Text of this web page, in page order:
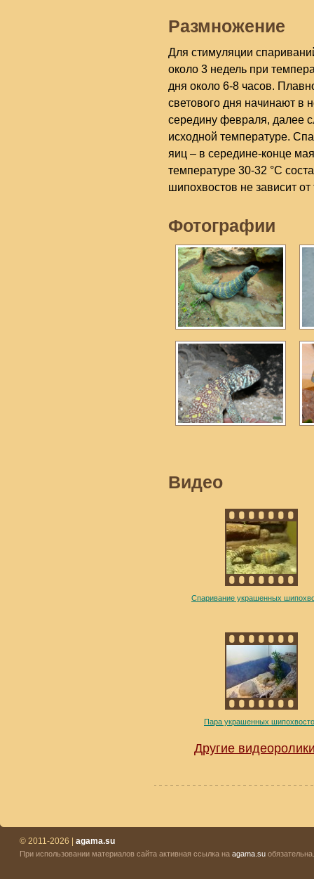
Размножение
Для стимуляции
около 3 недель при
дня около 6-8 часов.
светового дня начинают в
середину февраля, далее
исходной температуре.
яиц – в середине-конце
температуре 30-32 °С
шипохвостов не зависит
Фотографии
Видео
Спаривание украшенных
Пара украшенных
Другие
© 2011-2026 | agama.su
При использовании материалов сайта активная ссылка на agama.su обязательна.